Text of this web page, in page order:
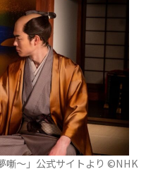
噺～」公式サイトより ©️NHK